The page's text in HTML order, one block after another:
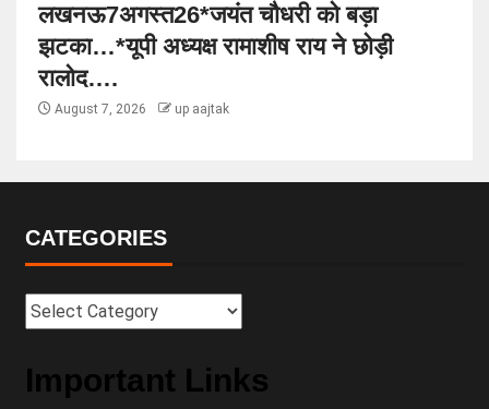
लखनऊ7अगस्त26*जयंत चौधरी को बड़ा
झटका…*यूपी अध्यक्ष रामाशीष राय ने छोड़ी
रालोद….
August 7, 2026 up aajtak
CATEGORIES
Important Links